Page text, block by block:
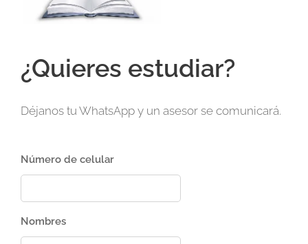
¿Quieres estudiar?
Déjanos tu WhatsApp y un asesor se comunicará.
Número de celular
Nombres